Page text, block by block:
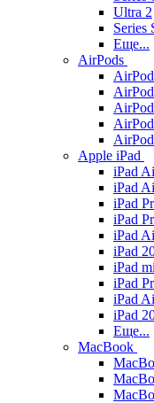
Ultra 2
Series
Еще...
AirPods
Apple iPad
iPad
iPad
iPad
iPad
iPad
iPad
iPad
iPad
iPad
iPad
Еще...
MacBook